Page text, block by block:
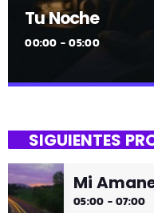
Tu Noche
00:00 - 05:00
gure gaua
Desconecta y disfruta
más tranquila.
SIGUIENTES
Mi
05:00 - 07:00